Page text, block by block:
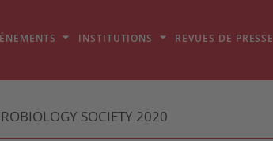
INSTITUTIONS REVUES DE PRESSE
SOCIETY 2020